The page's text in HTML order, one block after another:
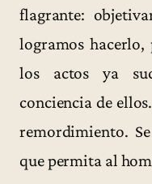
flagrante:
logramos hacerlo,
los actos ya
conciencia de
remordimiento.
que permita al